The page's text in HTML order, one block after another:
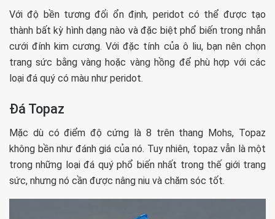
Với độ bền tương đối ổn định, peridot có thể được tạo
thành bất kỳ hình dạng nào và đặc biệt phổ biến trong nhẫn
cưới đính kim cương. Với đặc tính của ô liu, bạn nên chọn
trang sức bằng vàng hoặc vàng hồng để phù hợp với các
loại đá quý có màu như peridot.
Đá Topaz
Mặc dù có điểm độ cứng là 8 trên thang Mohs, Topaz
không bền như đánh giá của nó. Tuy nhiên, topaz vẫn là một
trong những loại đá quý phổ biến nhất trong thế giới trang
sức, nhưng nó cần được nâng niu và chăm sóc tốt.